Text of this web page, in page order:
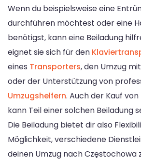
Wenn du beispielsweise eine
durchführen möchtest oder eine
benötigst, kann eine Beiladung
eignet sie sich für den
eines Transporters, den Umzug
oder der Unterstützung von
Umzugshelfern. Auch der Kauf
kann Teil einer solchen Beiladung
Die Beiladung bietet dir also
Möglichkeit, verschiedene
deinen Umzug nach Częstochowa